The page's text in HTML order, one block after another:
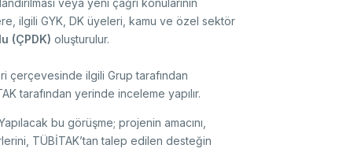
veya yeni çağrı konularının
ilgili GYK, DK üyeleri, kamu ve özel sektör
(ÇPDK) oluşturulur.
çerçevesinde ilgili Grup tarafından
tarafından yerinde inceleme yapılır.
bu görüşme; projenin amacını,
TÜBİTAK’tan talep edilen desteğin